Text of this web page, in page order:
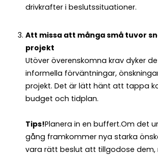
drivkrafter i beslutssituationer.
Att missa att många små tuvor
projekt
Utöver överenskomna krav dyker
informella förväntningar,
projekt. Det är lätt hänt att tappa
budget och tidplan.
Tips!Planera in en buffert.Om det
gång framkommer nya starka
vara rätt beslut att tillgodose dem,